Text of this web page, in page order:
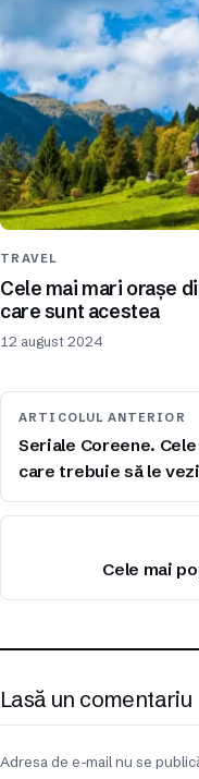
TRAVEL
Cele mai mari orașe
care sunt acestea
12 august 2024
ARTICOLUL ANTERIOR
Seriale Coreene.
care trebuie să le vezi
Cele mai
Lasă un comentariu
Adresa de e-mail nu se